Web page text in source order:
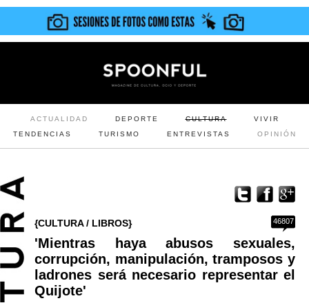
ACTUALIDAD DEPORTE CULTURA
VIVIR
TENDENCIAS
TURISMO ENTREVISTAS OPINIÓN
46807
{CULTURA / LIBROS}
'Mientras haya abusos sexuales,
corrupción, manipulación, tramposos y
ladrones será necesario representar el
Quijote'